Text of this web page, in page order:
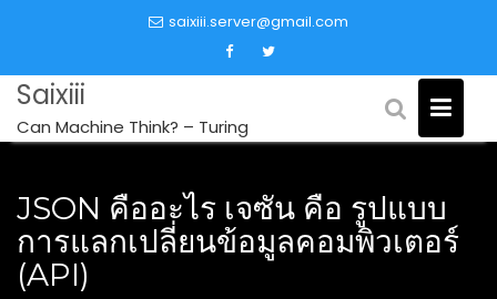
saixiii.server@gmail.com
Saixiii
Can Machine Think? – Turing
JSON คืออะไร เจซัน คือ รูปแบบ
การแลกเปลี่ยนข้อมูลคอมพิวเตอร์
(API)